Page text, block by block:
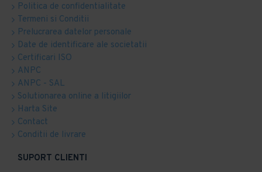
Politica de confidentialitate
Termeni si Conditii
Prelucrarea datelor personale
Date de identificare ale societatii
Certificari ISO
ANPC
ANPC - SAL
Solutionarea online a litigiilor
Harta Site
Contact
Conditii de livrare
SUPORT CLIENTI